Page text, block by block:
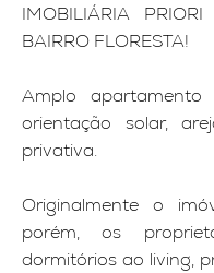
IMOBILIÁRIA
BAIRRO FLORESTA!
Amplo
orientação solar,
privativa.
Originalmente o
porém, os
dormitórios ao living,